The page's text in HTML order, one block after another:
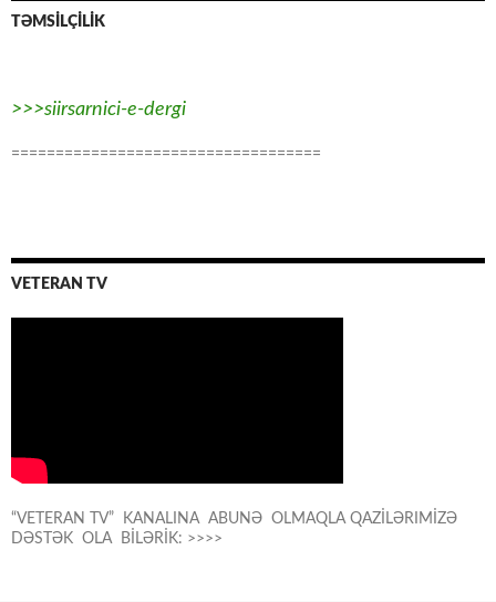
TƏMSİLÇİLİK
>>>siirsarnici-e-dergi
===================================
VETERAN TV
“VETERAN TV” KANALINA ABUNƏ OLMAQLA QAZİLƏRIMİZƏ
DƏSTƏK OLA BİLƏRİK: >>>>